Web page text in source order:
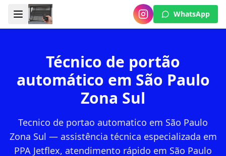
WhatsApp
Técnico de portão
automático em São Paulo
Zona Sul
Tecnico de portao automatico em São Paulo
Zona Sul — assistência técnica especializada em
PPA Jetflex, atendimento rápido em São Paulo